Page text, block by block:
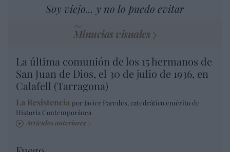
Soy viejo... y no lo puedo evitar
Minucias visuales
La última comunión de los 15 hermanos de
San Juan de Dios, el 30 de julio de 1936, en
Calafell (Tarragona)
La Resistencia por Javier Paredes, catedrático emérito de
Historia Contemporánea
Artículos anteriores